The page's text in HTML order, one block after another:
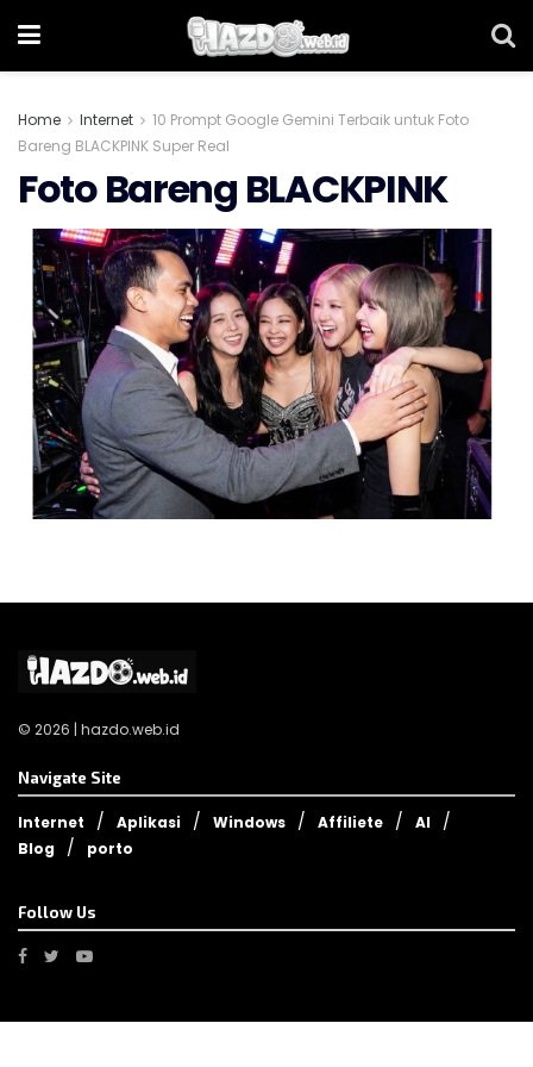
Home Internet
10 Prompt Google Gemini Terbaik untuk Foto
Bareng BLACKPINK Super Real
Foto Bareng BLACKPINK
© 2026 | hazdo.web.id
Navigate Site
Internet Aplikasi Windows Affiliete
AI
Blog
porto
Follow Us